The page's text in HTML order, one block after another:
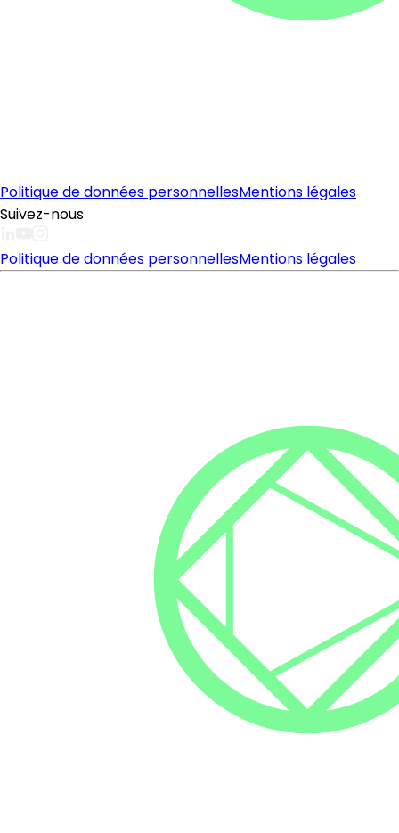
Politique de données personnellesMentions légales
Suivez-nous
Politique de données personnellesMentions légales